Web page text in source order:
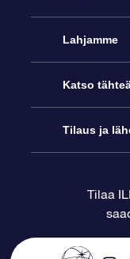
Palvelu
Ota meihin
Blogi
Arvostelut
Lahjamme
Online Star -
OSR-
OSR-
Katso
Star Register
Tilaus ja
Maksutiedot
Tilaa